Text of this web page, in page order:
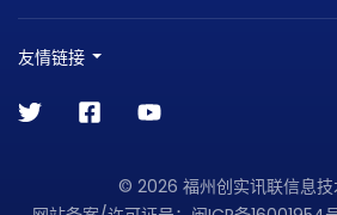
友情链接
© 2026 福州创实讯联信息技